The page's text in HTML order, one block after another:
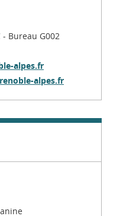
Bureau G002
alpes.fr
alpes.fr